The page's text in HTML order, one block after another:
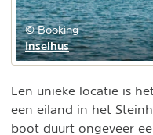
© Booking
Inselhus
Een unieke locatie is
een eiland in het
boot duurt ongeveer